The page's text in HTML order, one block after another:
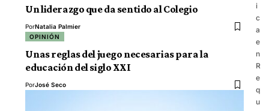
Un liderazgo que da sentido al Colegio
PorNatalia Palmier
OPINIÓN
Unas reglas del juego necesarias para la
educación del siglo XXI
PorJosé Seco
i
c
a
e
n
R
e
q
u